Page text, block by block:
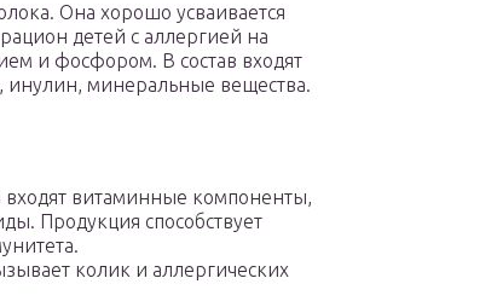
Она хорошо усваивается
детей с аллергией на
и фосфором. В состав входят
минеральные вещества.
входят витаминные компоненты,
Продукция способствует
колик и аллергических